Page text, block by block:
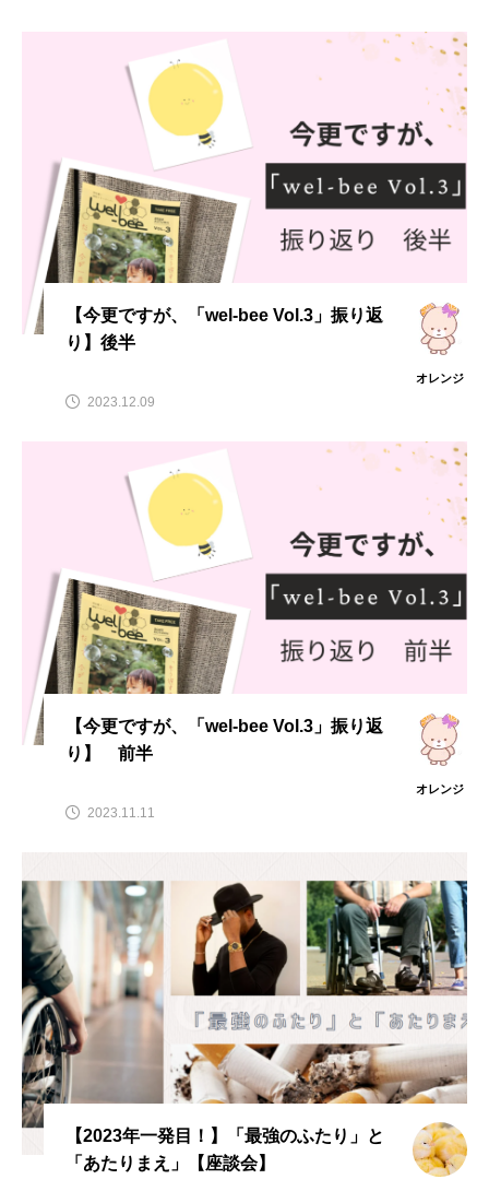
【今更ですが、「wel-bee Vol.3」振り返
り】後半
オレンジ
2023.12.09
【今更ですが、「wel-bee Vol.3」振り返
り】 前半
オレンジ
2023.11.11
【2023年一発目！】「最強のふたり」と
「あたりまえ」【座談会】